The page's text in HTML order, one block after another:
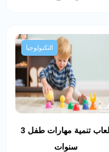
التكنولوجيا
ألعاب تنمية مهارات طفل 3
سنوات